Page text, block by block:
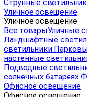
Струнные
Уличное освещение
Уличное освещение
Все товарыУличные
Ландшафтные
светильники
настенные
Подводные
солнечных батареях
Офисное освещение